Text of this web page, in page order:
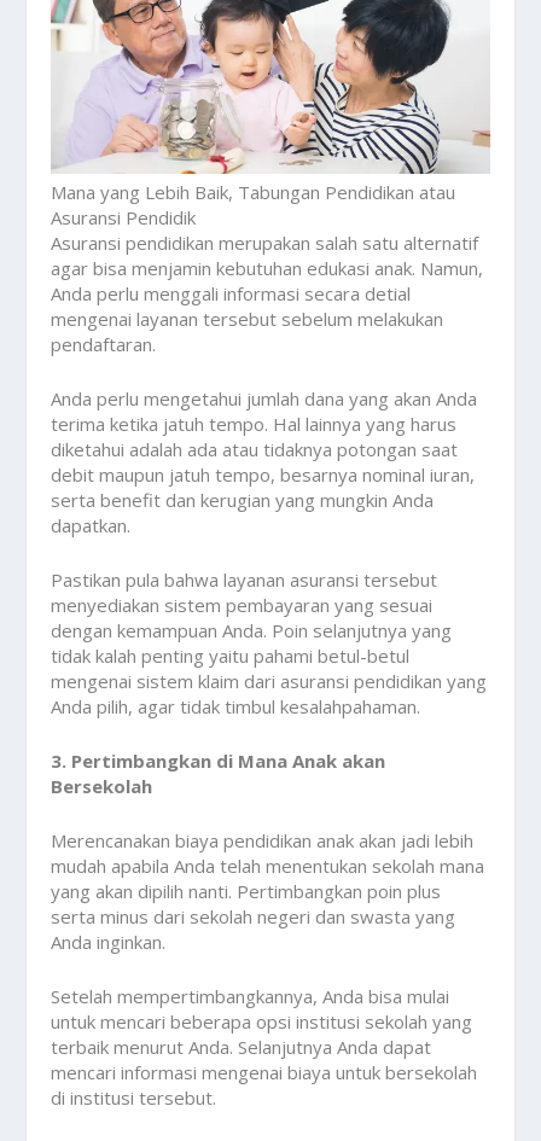
Mana yang Lebih Baik, Tabungan Pendidikan atau
Asuransi Pendidik
Asuransi pendidikan merupakan salah satu alternatif
agar bisa menjamin kebutuhan edukasi anak. Namun,
Anda perlu menggali informasi secara detial
mengenai layanan tersebut sebelum melakukan
pendaftaran.
Anda perlu mengetahui jumlah dana yang akan Anda
terima ketika jatuh tempo. Hal lainnya yang harus
diketahui adalah ada atau tidaknya potongan saat
debit maupun jatuh tempo, besarnya nominal iuran,
serta benefit dan kerugian yang mungkin Anda
dapatkan.
Pastikan pula bahwa layanan asuransi tersebut
menyediakan sistem pembayaran yang sesuai
dengan kemampuan Anda. Poin selanjutnya yang
tidak kalah penting yaitu pahami betul-betul
mengenai sistem klaim dari asuransi pendidikan yang
Anda pilih, agar tidak timbul kesalahpahaman.
3. Pertimbangkan di Mana Anak akan
Bersekolah
Merencanakan biaya pendidikan anak akan jadi lebih
mudah apabila Anda telah menentukan sekolah mana
yang akan dipilih nanti. Pertimbangkan poin plus
serta minus dari sekolah negeri dan swasta yang
Anda inginkan.
Setelah mempertimbangkannya, Anda bisa mulai
untuk mencari beberapa opsi institusi sekolah yang
terbaik menurut Anda. Selanjutnya Anda dapat
mencari informasi mengenai biaya untuk bersekolah
di institusi tersebut.